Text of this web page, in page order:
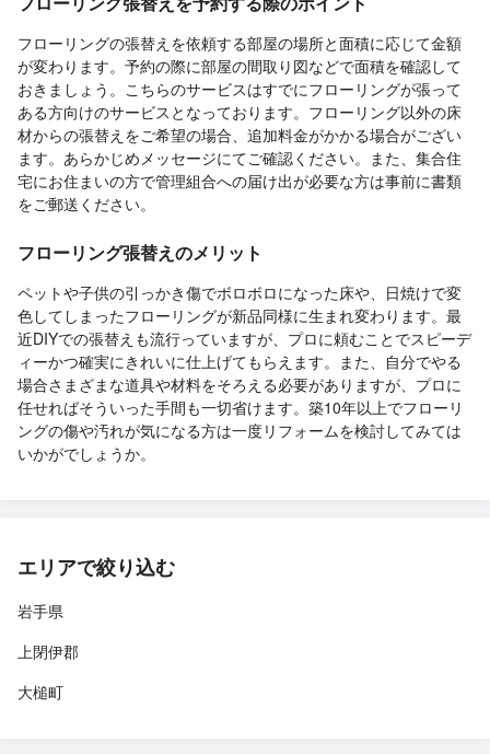
フローリングの張替えを依頼する部屋の場所と面積に応じて金額
が変わります。予約の際に部屋の間取り図などで面積を確認して
おきましょう。こちらのサービスはすでにフローリングが張って
ある方向けのサービスとなっております。フローリング以外の床
材からの張替えをご希望の場合、追加料金がかかる場合がござい
ます。あらかじめメッセージにてご確認ください。また、集合住
宅にお住まいの方で管理組合への届け出が必要な方は事前に書類
をご郵送ください。
フローリング張替えのメリット
ペットや子供の引っかき傷でボロボロになった床や、日焼けで変
色してしまったフローリングが新品同様に生まれ変わります。最
近DIYでの張替えも流行っていますが、プロに頼むことでスピーデ
ィーかつ確実にきれいに仕上げてもらえます。また、自分でやる
場合さまざまな道具や材料をそろえる必要がありますが、プロに
任せればそういった手間も一切省けます。築10年以上でフローリ
ングの傷や汚れが気になる方は一度リフォームを検討してみては
いかがでしょうか。
エリアで絞り込む
岩手県
上閉伊郡
大槌町